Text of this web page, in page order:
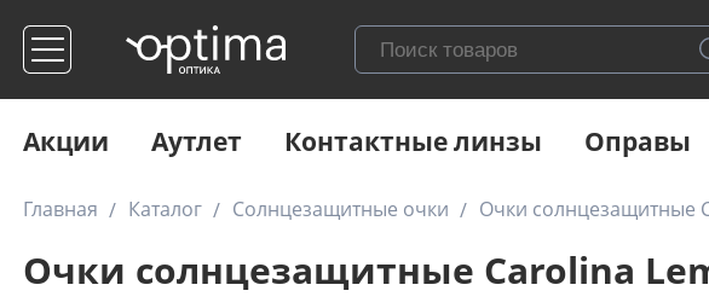
Акции Аутлет Контактные линзы Оправы
Главная Каталог Солнцезащитные очки Очки солнцезащитные
Очки солнцезащитные Carolina